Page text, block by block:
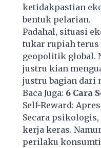
ketidakpastian
bentuk pelarian.
Padahal, situasi
tukar rupiah
geopolitik global.
justru kian
justru bagian dari
Baca Juga: 6 Cara
Self-Reward:
Secara
kerja keras.
perilaku